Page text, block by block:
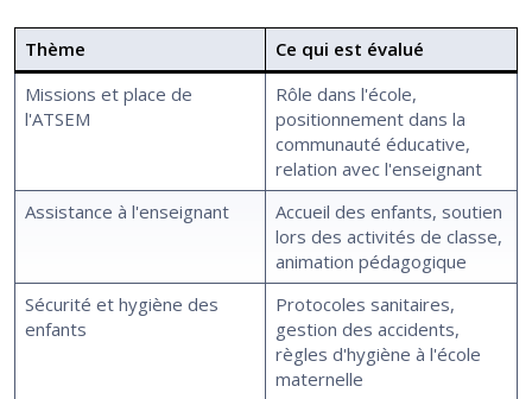
Thème
Ce qui est évalué
Missions et place de
l'ATSEM
Rôle dans l'école,
positionnement dans la
communauté éducative,
relation avec l'enseignant
Assistance à l'enseignant
Accueil des enfants, soutien
lors des activités de classe,
animation pédagogique
Sécurité et hygiène des
enfants
Protocoles sanitaires,
gestion des accidents,
règles d'hygiène à l'école
maternelle